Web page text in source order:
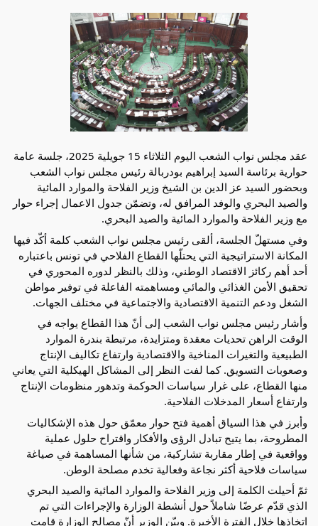
عقد مجلس نواب الشعب اليوم الثلاثاء 15 جويلية 2025، جلسة عامة
حوارية برئاسة السيد إبراهيم بودربالة رئيس مجلس نواب الشعب
وبحضور السيد عز الدين بن الشيخ وزير الفلاحة والموارد المائية
والصيد البحري والوفد المرافق له، وتضمّن جدول الاعمال إجراء حوار
مع وزير الفلاحة والموارد المائية والصيد البحري.
وفي مستهلّ الجلسة، ألقى رئيس مجلس نواب الشعب كلمة أكّد فيها
المكانة الاستراتيجية التي يحتلّها القطاع الفلاحي في تونس باعتباره
أحد أهم ركائز الاقتصاد الوطني، وذلك بالنظر لدوره المحوري في
تحقيق الأمن الغذائي والمائي ومساهمته الفاعلة في توفير مواطن
الشغل ودعم التنمية الاقتصادية والاجتماعية في مختلف الجهات.
وأشار رئيس مجلس نواب الشعب إلى أنّ هذا القطاع يواجه في
الوقت الراهن تحديات معقدة ومتزايدة، مرتبطة بندرة الموارد
الطبيعية والتغيرات المناخية والاقتصادية وارتفاع تكاليف الإنتاج
وصعوبات التسويق. كما لفت النظر إلى المشاكل الهيكلية التي يعاني
منها القطاع، على غرار سياسات الحوكمة وتدهور منظومات الإنتاج
وارتفاع أسعار المدخلات الفلاحية.
وأبرز في هذا السياق أهمية فتح حوار معمّق حول هذه الإشكاليات
المطروحة، بما يتيح تبادل الرؤى والأفكار واقتراح حلول عملية
وواقعية في إطار مقاربة تشاركية، من شأنها المساهمة في صياغة
سياسات فلاحية أكثر نجاعة وفعالية تخدم مصلحة الوطن.
ثمّ أحيلت الكلمة إلى وزير الفلاحة والموارد المائية والصيد البحري
الذي قدّم عرضًا شاملاً حول أنشطة الوزارة والإجراءات التي تم
اتخاذها خلال الفترة الأخيرة. وبيّن الوزير أنّ مصالح الوزارة قامت